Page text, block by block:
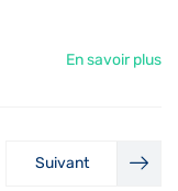
En savoir plus
Suivant